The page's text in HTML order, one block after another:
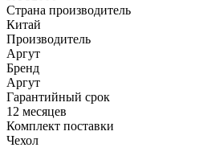
Страна производитель
Китай
Производитель
Аргут
Бренд
Аргут
Гарантийный срок
12 месяцев
Комплект поставки
Чехол